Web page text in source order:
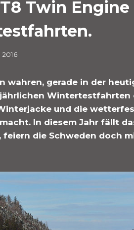
Twin Engine
2016
wahren, gerade in der
Wintertestfahrten
und die
In diesem Jahr fällt
feiern die Schweden doch